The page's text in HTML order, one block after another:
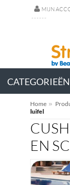
MIJN
CATEGORIEËN
Home »
luifel
EN